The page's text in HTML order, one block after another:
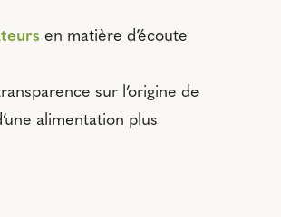
en matière d’écoute
sur l’origine de
alimentation plus